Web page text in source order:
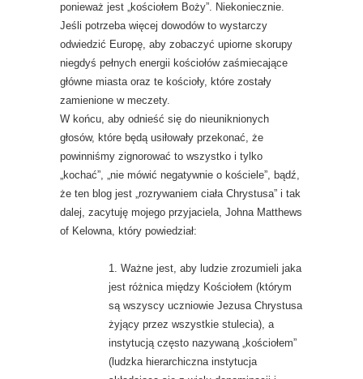
ponieważ jest „kościołem Boży”. Niekoniecznie.
Jeśli potrzeba więcej dowodów to wystarczy
odwiedzić Europę, aby zobaczyć upiorne skorupy
niegdyś pełnych energii kościołów zaśmiecające
główne miasta oraz te kościoły, które zostały
zamienione w meczety.
W końcu, aby odnieść się do nieuniknionych
głosów, które będą usiłowały przekonać, że
powinniśmy zignorować to wszystko i tylko
„kochać”, „nie mówić negatywnie o kościele”, bądź,
że ten blog jest „rozrywaniem ciała Chrystusa” i tak
dalej, zacytuję mojego przyjaciela, Johna Matthews
of Kelowna, który powiedział:
1. Ważne jest, aby ludzie zrozumieli jaka
jest różnica między Kościołem (którym
są wszyscy uczniowie Jezusa Chrystusa
żyjący przez wszystkie stulecia), a
instytucją często nazywaną „kościołem”
(ludzka hierarchiczna instytucja